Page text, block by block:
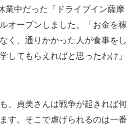
業中だった「ドライブイン薩摩
オープンしました。「お金を稼
く、通りかかった人が食事をし
してもらえればと思ったわけ」
、貞美さんは戦争が起きれば何
す。そこで虐げられるのは一番